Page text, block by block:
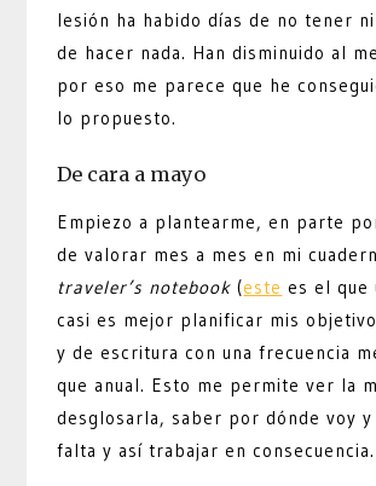
lesión ha habido días de no tener
de hacer nada. Han disminuido al
por eso me parece que he
lo propuesto.
De cara a mayo
Empiezo a plantearme, en parte
de valorar mes a mes en mi
traveler’s notebook (este es el que
casi es mejor planificar mis
y de escritura con una frecuencia
que anual. Esto me permite ver la
desglosarla, saber por dónde voy y
falta y así trabajar en consecuencia.